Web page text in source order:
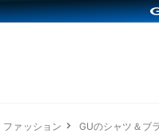
ファッション GUのシャツ＆ブ